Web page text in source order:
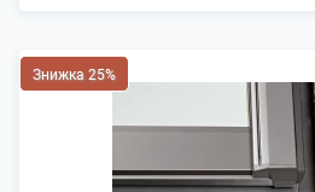
Знижка 25%